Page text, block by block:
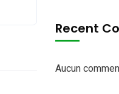
Recent
Aucun